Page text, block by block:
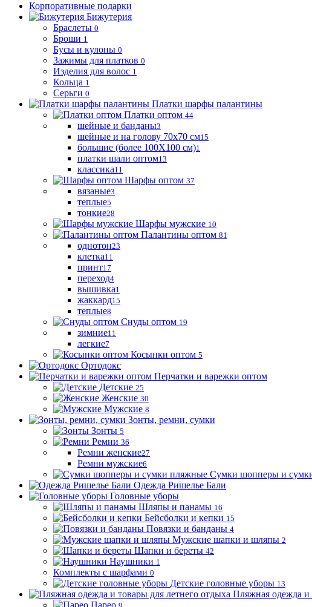
Корпоративные подарки
Бижутерия
Браслеты 0
Броши 1
Бусы и кулоны 0
Зажимы для платков 0
Изделия для волос 1
Кольца 1
Серьги 0
Платки шарфы палантины
Платки оптом 44
шейные и банданы3
шейные и на голову 70х70 см15
большие (более 100Х100 см)1
платки шали оптом13
классика11
Шарфы оптом 37
вязаные3
теплые5
тонкие28
Шарфы мужские 10
Палантины оптом 81
однотон23
клетка11
принт17
переход4
вышивка1
жаккард15
теплые8
Снуды оптом 19
зимние11
легкие7
Косынки оптом 5
Ортодокс
Перчатки и варежки оптом
Детские 25
Женские 30
Мужские 8
Зонты, ремни, сумки
Зонты 5
Ремни 36
Ремни женские27
Ремни мужские6
Сумки шопперы и
Одежда Ришелье Бали
Головные уборы
Шляпы и панамы 16
Бейсболки и кепки 15
Повязки и банданы 4
Мужские шапки и шляпы 2
Шапки и береты 42
Наушники 1
Комплекты с шарфами 0
Детские головные уборы 13
Пляжная одежда и